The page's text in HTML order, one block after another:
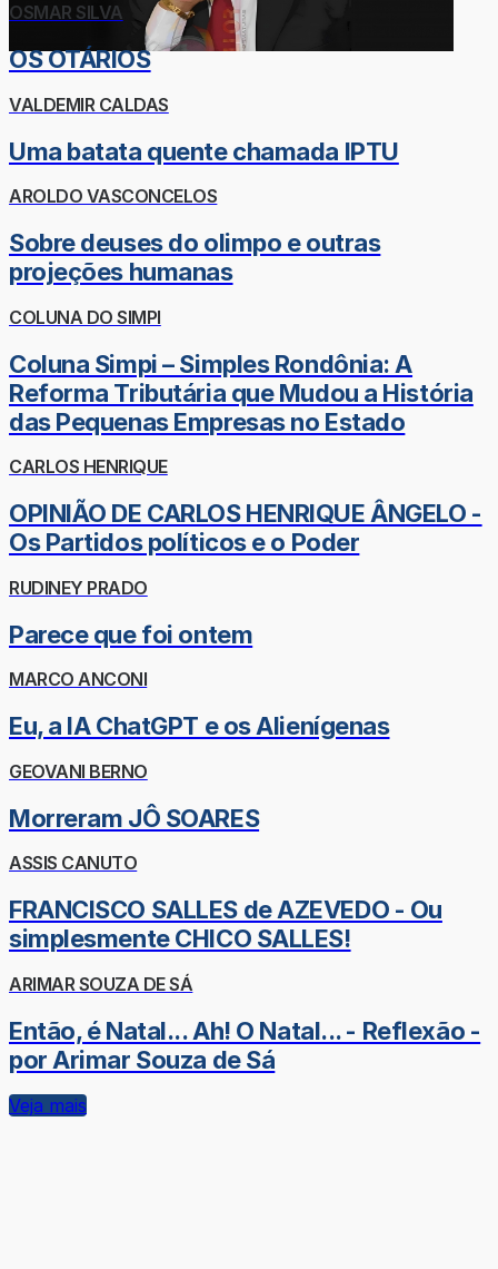
OSMAR SILVA
OS OTÁRIOS
VALDEMIR CALDAS
Uma batata quente chamada IPTU
AROLDO VASCONCELOS
Sobre deuses do olimpo e outras
projeções humanas
COLUNA DO SIMPI
Coluna Simpi – Simples Rondônia: A
Reforma Tributária que Mudou a História
das Pequenas Empresas no Estado
CARLOS HENRIQUE
OPINIÃO DE CARLOS HENRIQUE ÂNGELO -
Os Partidos políticos e o Poder
RUDINEY PRADO
Parece que foi ontem
MARCO ANCONI
Eu, a IA ChatGPT e os Alienígenas
GEOVANI BERNO
Morreram JÔ SOARES
ASSIS CANUTO
FRANCISCO SALLES de AZEVEDO - Ou
simplesmente CHICO SALLES!
ARIMAR SOUZA DE SÁ
Então, é Natal... Ah! O Natal... - Reflexão -
por Arimar Souza de Sá
Veja mais